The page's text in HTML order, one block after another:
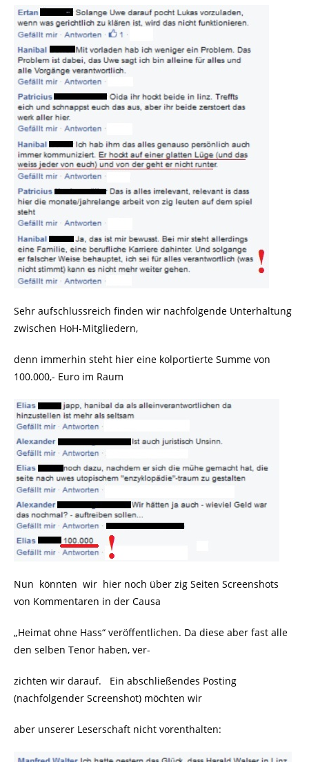
Sehr aufschlussreich finden wir nachfolgende Unterhaltung
zwischen HoH-Mitgliedern,
denn immerhin steht hier eine kolportierte Summe von
100.000,- Euro im Raum
Nun könnten wir hier noch über zig Seiten Screenshots
von Kommentaren in der Causa
„Heimat ohne Hass“ veröffentlichen. Da diese aber fast alle
den selben Tenor haben, ver-
zichten wir darauf. Ein abschließendes Posting
(nachfolgender Screenshot) möchten wir
aber unserer Leserschaft nicht vorenthalten: